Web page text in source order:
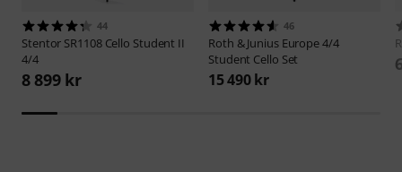
44
Stentor SR1108 Cello Student II
4/4
8 899 kr
46
Roth & Junius Europe 4/4
Student Cello Set
15 490 kr